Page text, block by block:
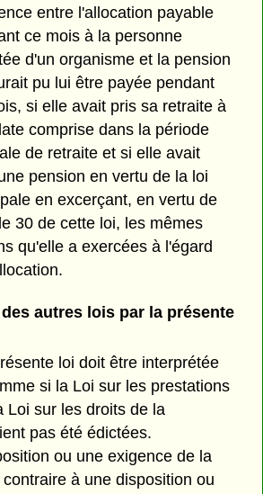
entre l'allocation payable
ce mois à la personne
d'un organisme et la pension
pu lui être payée pendant
si elle avait pris sa retraite à
comprise dans la période
de retraite et si elle avait
pension en vertu de la loi
en excerçant, en vertu de
30 de cette loi, les mêmes
qu'elle a exercées à l'égard
autres lois par la présente
loi doit être interprétée
si la Loi sur les prestations
Loi sur les droits de la
pas été édictées.
ou une exigence de la
à une disposition ou